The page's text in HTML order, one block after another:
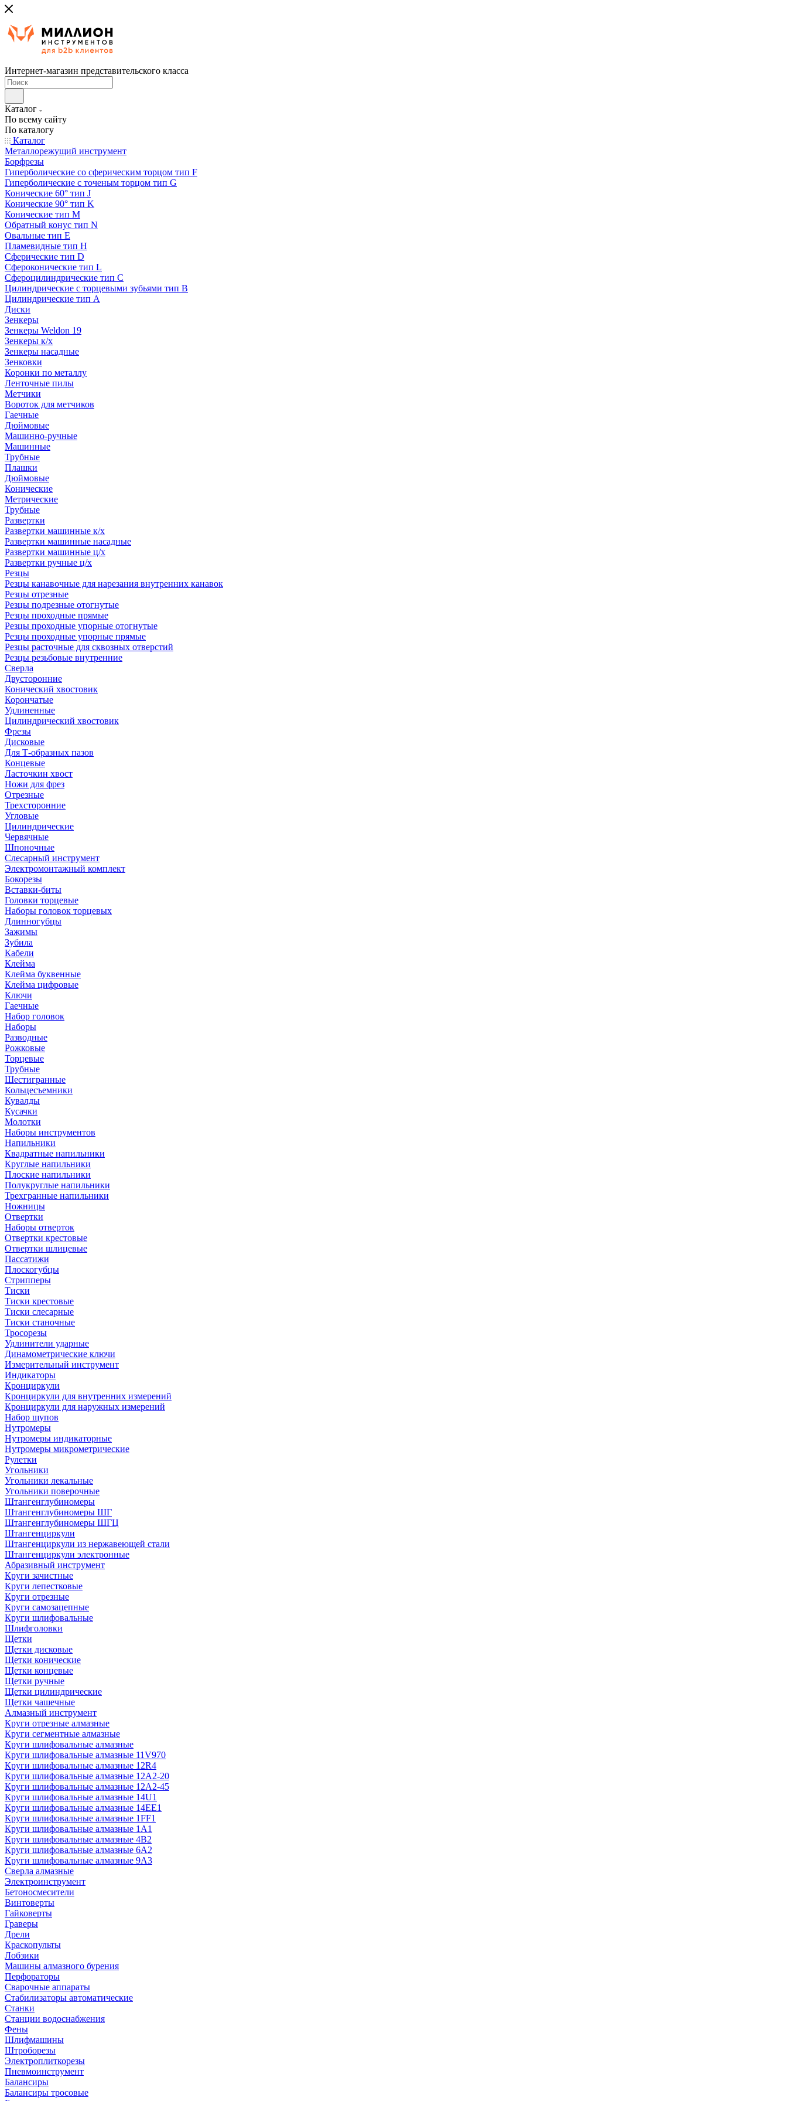
Интернет-магазин представительского класса
Каталог
По всему сайту
По каталогу
Каталог
Металлорежущий инструмент
Борфрезы
Гиперболические cо сферическим торцом тип F
Гиперболические с точеным торцом тип G
Конические 60° тип J
Конические 90° тип K
Конические тип M
Обратный конус тип N
Овальные тип E
Пламевидные тип H
Сферические тип D
Сфероконические тип L
Сфероцилиндрические тип C
Цилиндрические с торцевыми зубьями тип B
Цилиндрические тип А
Диски
Зенкеры
Зенкеры Weldon 19
Зенкеры к/х
Зенкеры насадные
Зенковки
Коронки по металлу
Ленточные пилы
Метчики
Вороток для метчиков
Гаечные
Дюймовые
Машинно-ручные
Машинные
Трубные
Плашки
Дюймовые
Конические
Метрические
Трубные
Развертки
Развертки машинные к/х
Развертки машинные насадные
Развертки машинные ц/х
Развертки ручные ц/х
Резцы
Резцы канавочные для нарезания внутренних канавок
Резцы отрезные
Резцы подрезные отогнутые
Резцы проходные прямые
Резцы проходные упорные отогнутые
Резцы проходные упорные прямые
Резцы расточные для сквозных отверстий
Резцы резьбовые внутренние
Сверла
Двусторонние
Конический хвостовик
Корончатые
Удлиненные
Цилиндрический хвостовик
Фрезы
Дисковые
Для Т-образных пазов
Концевые
Ласточкин хвост
Ножи для фрез
Отрезные
Трехсторонние
Угловые
Цилиндрические
Червячные
Шпоночные
Слесарный инструмент
Электромонтажный комплект
Бокорезы
Вставки-биты
Головки торцевые
Наборы головок торцевых
Длинногубцы
Зажимы
Зубила
Кабели
Клейма
Клейма буквенные
Клейма цифровые
Ключи
Гаечные
Набор головок
Наборы
Разводные
Рожковые
Торцевые
Трубные
Шестигранные
Кольцесъемники
Кувалды
Кусачки
Молотки
Наборы инструментов
Напильники
Квадратные напильники
Круглые напильники
Плоские напильники
Полукруглые напильники
Трехгранные напильники
Ножницы
Отвертки
Наборы отверток
Отвертки крестовые
Отвертки шлицевые
Пассатижи
Плоскогубцы
Стрипперы
Тиски
Тиски крестовые
Тиски слесарные
Тиски станочные
Тросорезы
Удлинители ударные
Динамометрические ключи
Измерительный инструмент
Индикаторы
Кронциркули
Кронциркули для внутренних измерений
Кронциркули для наружных измерений
Набор щупов
Нутромеры
Нутромеры индикаторные
Нутромеры микрометрические
Рулетки
Угольники
Угольники лекальные
Угольники поверочные
Штангенглубиномеры
Штангенглубиномеры ШГ
Штангенглубиномеры ШГЦ
Штангенциркули
Штангенциркули из нержавеющей стали
Штангенциркули электронные
Абразивный инструмент
Круги зачистные
Круги лепестковые
Круги отрезные
Круги самозацепные
Круги шлифовальные
Шлифголовки
Щетки
Щетки дисковые
Щетки конические
Щетки концевые
Щетки ручные
Щетки цилиндрические
Щетки чашечные
Алмазный инструмент
Круги отрезные алмазные
Круги сегментные алмазные
Круги шлифовальные алмазные
Круги шлифовальные алмазные 11V970
Круги шлифовальные алмазные 12R4
Круги шлифовальные алмазные 12А2-20
Круги шлифовальные алмазные 12А2-45
Круги шлифовальные алмазные 14U1
Круги шлифовальные алмазные 14ЕЕ1
Круги шлифовальные алмазные 1FF1
Круги шлифовальные алмазные 1А1
Круги шлифовальные алмазные 4В2
Круги шлифовальные алмазные 6A2
Круги шлифовальные алмазные 9А3
Сверла алмазные
Электроинструмент
Бетоносмесители
Винтоверты
Гайковерты
Граверы
Дрели
Краскопульты
Лобзики
Машины алмазного бурения
Перфораторы
Сварочные аппараты
Стабилизаторы автоматические
Станки
Станции водоснабжения
Фены
Шлифмашины
Штроборезы
Электроплиткорезы
Пневмоинструмент
Балансиры
Балансиры тросовые